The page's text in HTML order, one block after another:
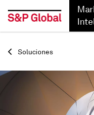
Back
Soluciones